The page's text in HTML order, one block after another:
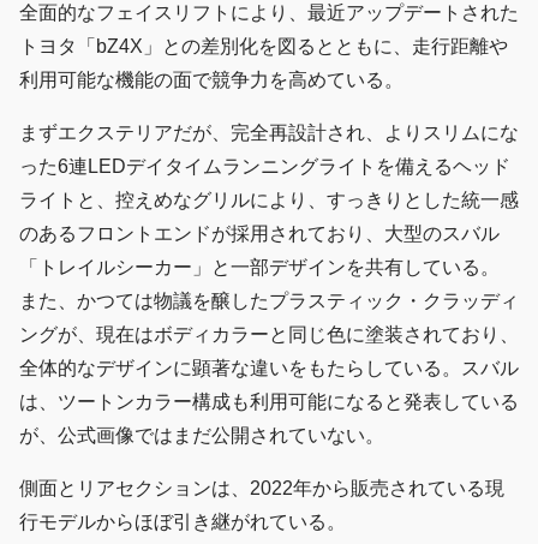
全面的なフェイスリフトにより、最近アップデートされた
トヨタ「bZ4X」との差別化を図るとともに、走行距離や
利用可能な機能の面で競争力を高めている。
まずエクステリアだが、完全再設計され、よりスリムにな
った6連LEDデイタイムランニングライトを備えるヘッド
ライトと、控えめなグリルにより、すっきりとした統一感
のあるフロントエンドが採用されており、大型のスバル
「トレイルシーカー」と一部デザインを共有している。
また、かつては物議を醸したプラスティック・クラッディ
ングが、現在はボディカラーと同じ色に塗装されており、
全体的なデザインに顕著な違いをもたらしている。スバル
は、ツートンカラー構成も利用可能になると発表している
が、公式画像ではまだ公開されていない。
側面とリアセクションは、2022年から販売されている現
行モデルからほぼ引き継がれている。